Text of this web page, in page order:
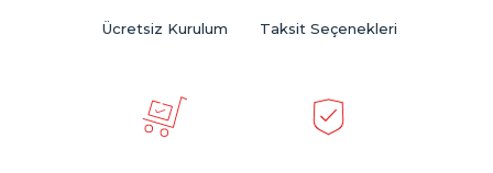
Ücretsiz Kurulum Taksit Seçenekleri